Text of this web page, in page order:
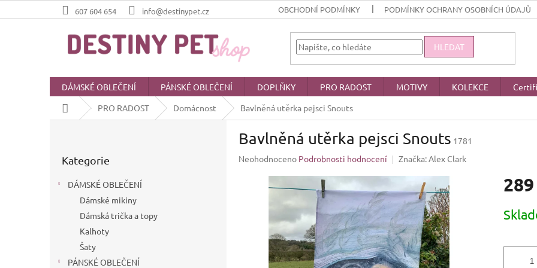
na
607 604 654 info@destinypet.cz OBCHODNÍ PODMÍNKY PODMÍNKY OCHRANY OSOBNÍCH ÚDAJŮ
HLEDAT
DÁMSKÉ OBLEČENÍ PÁNSKÉ OBLEČENÍ DOPLŇKY PRO RADOST MOTIVY KOLEKCE
Domů
PRO RADOST Domácnost Bavlněná utěrka pejsci Snouts
kategorie
Kategorie
DÁMSKÉ OBLEČENÍ
Dámské mikiny
Dámská trička a topy
Kalhoty
Šaty
PÁNSKÉ OBLEČENÍ
Bavlněná utěrka pejsci Snouts 1781
Průměrné
hvězdiček.
Neohodnoceno Podrobnosti hodnocení Značka:Alex Clark
cena: